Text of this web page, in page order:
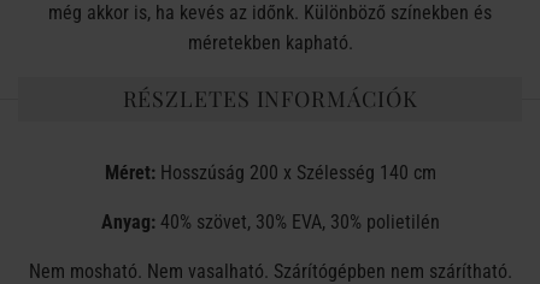
még akkor is, ha kevés az időnk. Különböző színekben és
méretekben kapható.
RÉSZLETES INFORMÁCIÓK
Méret:Hosszúság 200 x Szélesség 140 cm
Anyag:40% szövet, 30% EVA, 30% polietilén
Nem mosható. Nem vasalható. Szárítógépben nem szárítható.